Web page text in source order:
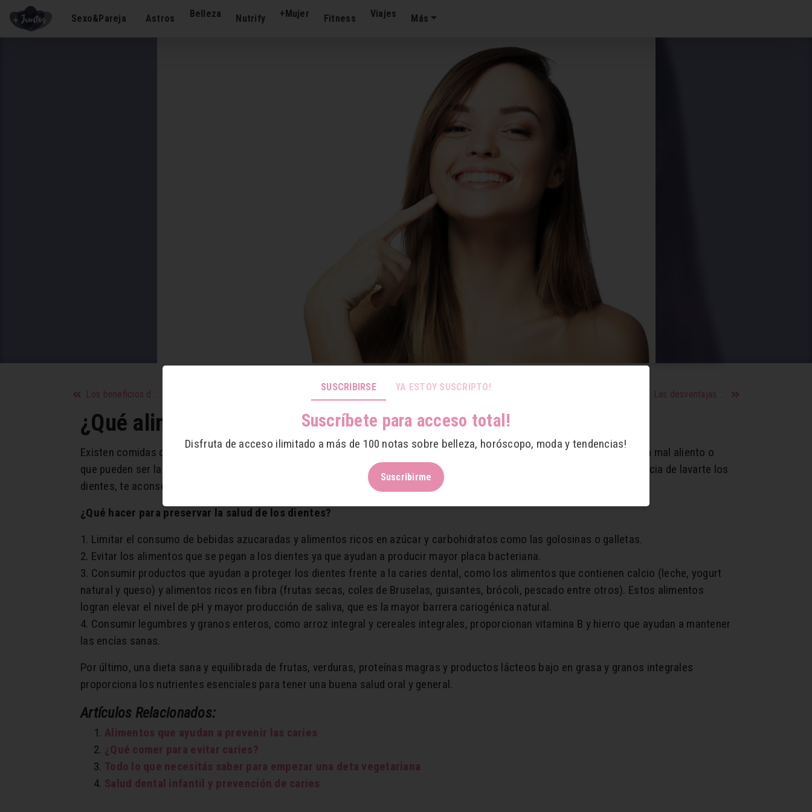
Sexo&Pareja Astros Belleza Nutrify +Mujer Fitness Viajes Más
Los beneficios de la actividad física Las desventajas de beber alcohol para la salud
¿Qué alimentos previenen las caries?
Existen comidas que contribuyen a que tengamos una mejor salud bucal. Muchas veces comemos alimentos que nos dejan mal aliento o
que pueden ser la futura causa de que se produzca sarro en nuestra dentadura. Por eso, además de recordarte la importancia de lavarte los
dientes, te aconsejamos qué consumir para mejorar tu sonrisa.
¿Qué hacer para preservar la salud de los dientes?
1. Limitar el consumo de bebidas azucaradas y alimentos ricos en azúcar y carbohidratos como las golosinas o galletas.
2. Evitar los alimentos que se pegan a los dientes ya que ayudan a producir mayor placa bacteriana.
3. Consumir productos que ayudan a proteger los dientes frente a la caries dental, como los alimentos que contienen calcio (leche, yogurt
natural y queso) y alimentos ricos en fibra (frutas secas, coles de Bruselas, guisantes, brócoli, pescado entre otros). Estos alimentos
logran elevar el nivel de pH y mayor producción de saliva, que es la mayor barrera cariogénica natural.
4. Consumir legumbres y granos enteros, como arroz integral y cereales integrales, proporcionan vitamina B y hierro que ayudan a mantener
las encías sanas.
Por último, una dieta sana y equilibrada de frutas, verduras, proteínas magras y productos lácteos bajo en grasa y granos integrales
proporciona los nutrientes esenciales para tener una buena salud oral y general.
Artículos Relacionados:
Alimentos que ayudan a prevenir las caries
¿Qué comer para evitar caries?
Todo lo que necesitás saber para empezar una deta vegetariana
Salud dental infantil y prevención de caries
SUSCRIBIRSE YA ESTOY SUSCRIPTO!
Suscríbete para acceso total!
Disfruta de acceso ilimitado a más de 100 notas sobre belleza, horóscopo, moda y tendencias!
Suscribirme